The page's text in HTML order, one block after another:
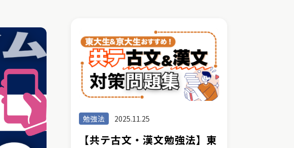
勉強法 2025.11.25
【共テ古文・漢文勉強法】東